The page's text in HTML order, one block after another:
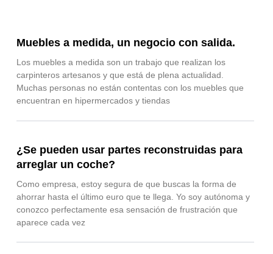
Muebles a medida, un negocio con salida.
Los muebles a medida son un trabajo que realizan los
carpinteros artesanos y que está de plena actualidad.
Muchas personas no están contentas con los muebles que
encuentran en hipermercados y tiendas
¿Se pueden usar partes reconstruidas para
arreglar un coche?
Como empresa, estoy segura de que buscas la forma de
ahorrar hasta el último euro que te llega. Yo soy autónoma y
conozco perfectamente esa sensación de frustración que
aparece cada vez